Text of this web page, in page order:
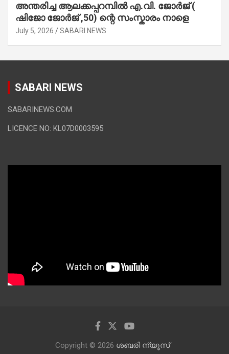
അന്തരിച്ച ആ​ല​ക്ക​പ്പ​റമ്പിൽ​ എ.​വി. ജോ​ർ​ജ് (
ഷിജോ ജോർജ് ,50) ന്റെ സംസ്കാരം നാളെ
July 5, 2026 SABARI NEWS
SABARI NEWS
SABARINEWS.COM
LICENCE NO: KL07D0003595
Copyright © 2026 ശബരി ന്യൂസ്